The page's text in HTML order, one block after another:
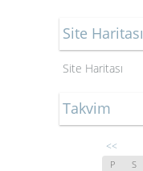
Site Haritası
Site Haritası
Takvim
<<
P S